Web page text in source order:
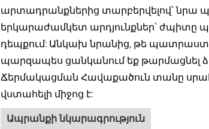
արտադրանքներից տարբերվելով՝ նրա
երկարաժամկետ արդյունքներ՝ ժպիտը
դեպքում: Անկախ նրանից, թե
պարզապես ցանկանում եք թարմացնել
Ճերմակացման Հավաքածուն տանը
վստահելի միջոց է:
Ապրանքի նկարագրություն